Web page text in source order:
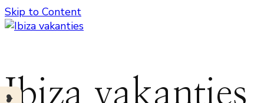
Skip to Content
Ibiza vakanties